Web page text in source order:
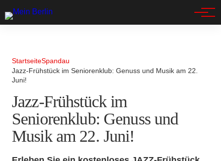
StartseiteSpandau
Jazz-Frühstück im Seniorenklub: Genuss und Musik am 22.
Juni!
Jazz-Frühstück im
Seniorenklub: Genuss und
Musik am 22. Juni!